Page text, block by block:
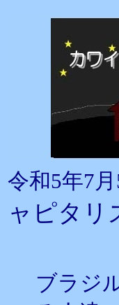
令和5年7
ャピタリ
ブラジ